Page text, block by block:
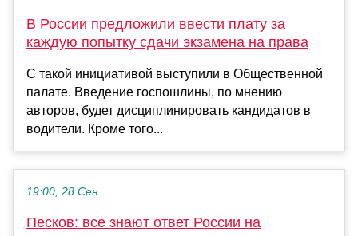
В России предложили ввести плату за
каждую попытку сдачи экзамена на права
С такой инициативой выступили в Общественной
палате. Введение госпошлины, по мнению
авторов, будет дисциплинировать кандидатов в
водители. Кроме того...
19:00, 28 Сен
Песков: все знают ответ России на